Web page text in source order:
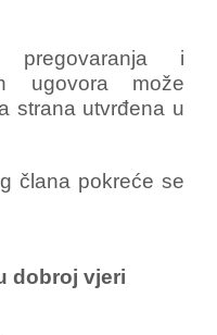
pregovaranja i
ugovora može
strana utvrđena u
člana pokreće se
dobroj vjeri